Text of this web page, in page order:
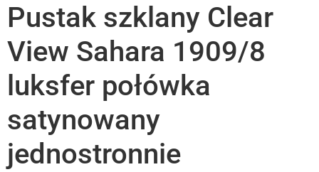
Pustak szklany Clear
View Sahara 1909/8
luksfer połówka
satynowany
jednostronnie